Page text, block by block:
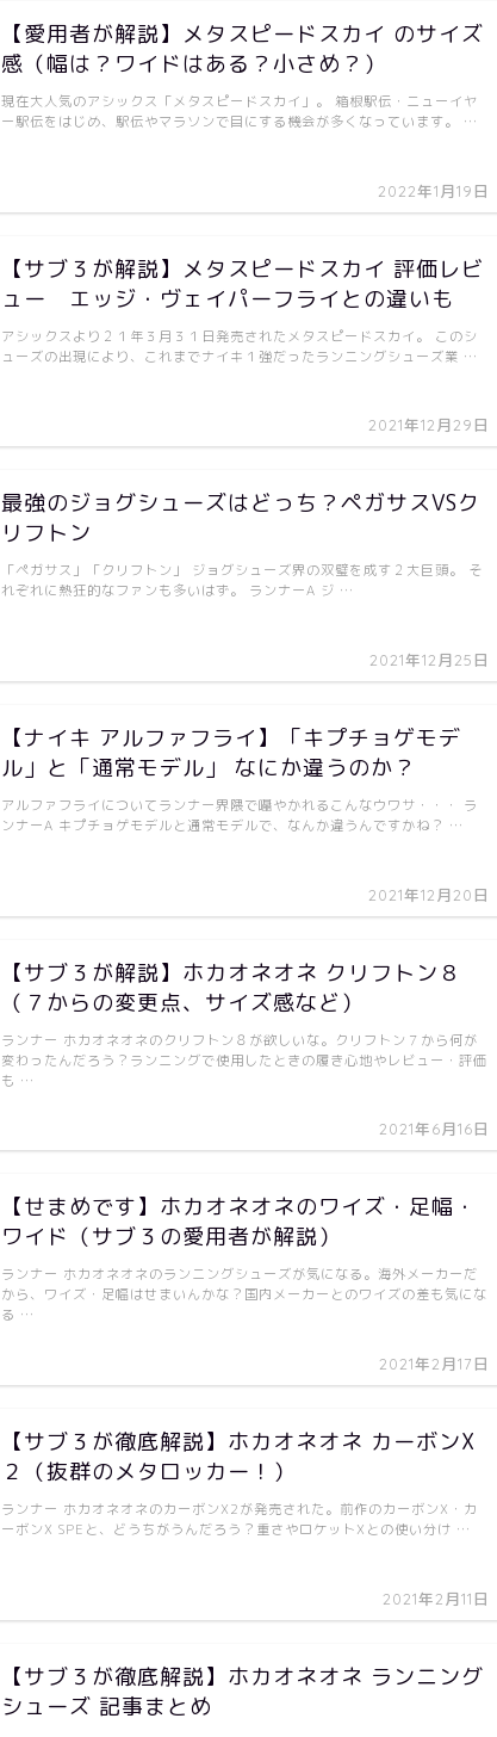
【愛用者が解説】メタスピードスカイ のサイズ
感（幅は？ワイドはある？小さめ？）
2022年1月19日
現在大人気のアシックス「メタスピードスカイ」。 箱根駅伝・ニューイヤ
ー駅伝をはじめ、駅伝やマラソンで目にする機会が多くなっています。 …
【サブ３が解説】メタスピードスカイ 評価レビ
ュー エッジ・ヴェイパーフライとの違いも
2021年12月29日
アシックスより２１年３月３１日発売されたメタスピードスカイ。 このシ
ューズの出現により、これまでナイキ１強だったランニングシューズ業 …
最強のジョグシューズはどっち？ペガサスVSク
リフトン
2021年12月25日
「ペガサス」「クリフトン」 ジョグシューズ界の双璧を成す２大巨頭。 そ
れぞれに熱狂的なファンも多いはず。 ランナーA ジ …
【ナイキ アルファフライ】「キプチョゲモデ
ル」と「通常モデル」 なにか違うのか？
2021年12月20日
アルファフライについてランナー界隈で囁やかれるこんなウワサ・・・ ラ
ンナーA キプチョゲモデルと通常モデルで、なんか違うんですかね？ …
【サブ３が解説】ホカオネオネ クリフトン８
（７からの変更点、サイズ感など）
2021年6月16日
ランナー ホカオネオネのクリフトン８が欲しいな。クリフトン７から何が
変わったんだろう？ランニングで使用したときの履き心地やレビュー・評価
も …
【せまめです】ホカオネオネのワイズ・足幅・
ワイド（サブ３の愛用者が解説）
2021年2月17日
ランナー ホカオネオネのランニングシューズが気になる。海外メーカーだ
から、ワイズ・足幅はせまいんかな？国内メーカーとのワイズの差も気にな
る …
【サブ３が徹底解説】ホカオネオネ カーボンX
２（抜群のメタロッカー！）
2021年2月11日
ランナー ホカオネオネのカーボンX2が発売された。前作のカーボンX・カ
ーボンX SPEと、どうちがうんだろう？重さやロケットXとの使い分け …
【サブ３が徹底解説】ホカオネオネ ランニング
シューズ 記事まとめ